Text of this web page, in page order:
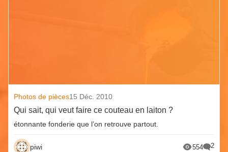
Photos de pièces15 Déc. 2010
Qui sait, qui veut faire ce couteau en laiton ?
étonnante fonderie que l’on retrouve partout.
piwi 554 2